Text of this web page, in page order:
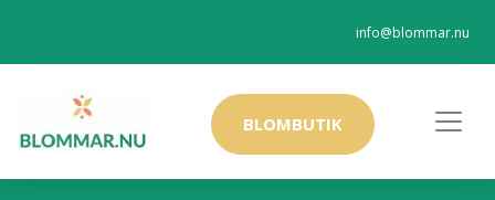
info@blommar.nu
BLOMBUTIK